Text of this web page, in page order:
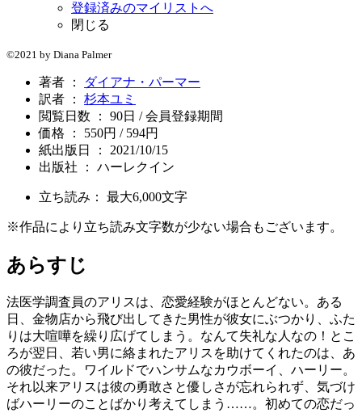
登録済みのマイリストへ
閉じる
©2021 by Diana Palmer
著者 ：
ダイアナ・パーマー
訳者 ： 杉本ユミ
閲覧日数 ： 90日 / 会員登録期間
価格 ： 550円 / 594円
紙出版日 ： 2021/10/15
出版社 ： ハーレクイン
立ち読み： 最大6,000文字
※作品により立ち読み文字数が少ない場合もございます。
あらすじ
法医学調査員のアリスは、恋愛経験がほとんどない。ある
日、金物店から飛び出してきた男性が彼女にぶつかり、ふた
りは大喧嘩を繰り広げてしまう。なんて失礼な人なの！とこ
ろが翌日、若い男に絡まれたアリスを助けてくれたのは、あ
の彼だった。ワイルドでハンサムなカウボーイ、ハーリー。
それ以来アリスは彼の勇敢さと優しさが忘れられず、気づけ
ばハーリーのことばかり考えてしまう……。初めての恋だっ